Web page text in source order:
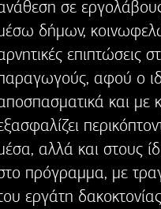
σε
δήμων,
επιπτώσεις
αφού ο
και με
αλλά και στους
πρόγραμμα, με
εργάτη